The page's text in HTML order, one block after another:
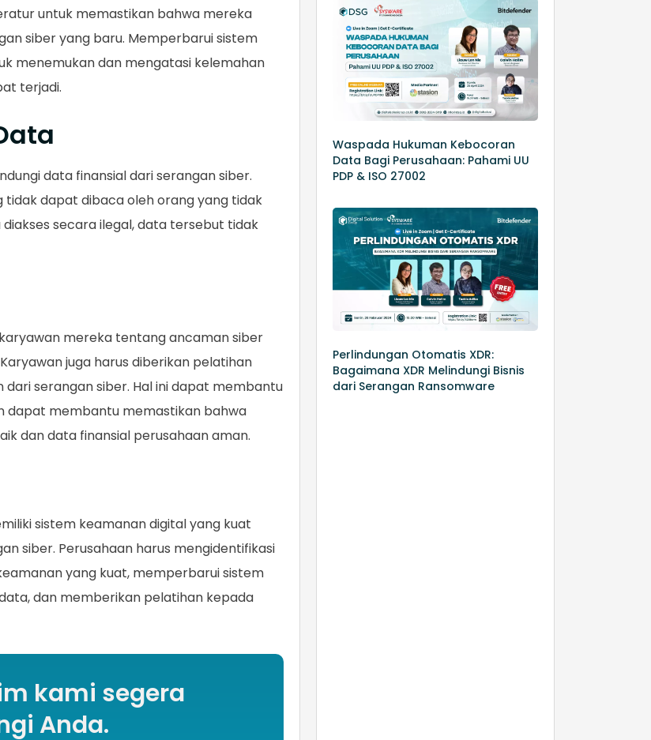
untuk memastikan bahwa mereka
siber yang baru. Memperbarui sistem
menemukan dan mengatasi kelemahan
terjadi.
data finansial dari serangan siber.
dapat dibaca oleh orang yang tidak
secara ilegal, data tersebut tidak
mereka tentang ancaman siber
juga harus diberikan pelatihan
serangan siber. Hal ini dapat membantu
dapat membantu memastikan bahwa
dan data finansial perusahaan aman.
sistem keamanan digital yang kuat
siber. Perusahaan harus mengidentifikasi
yang kuat, memperbarui sistem
dan memberikan pelatihan kepada
kami segera
Anda.
Waspada Hukuman Kebocoran
Data Bagi Perusahaan: Pahami UU
PDP & ISO 27002
Perlindungan Otomatis XDR:
Bagaimana XDR Melindungi Bisnis
dari Serangan Ransomware